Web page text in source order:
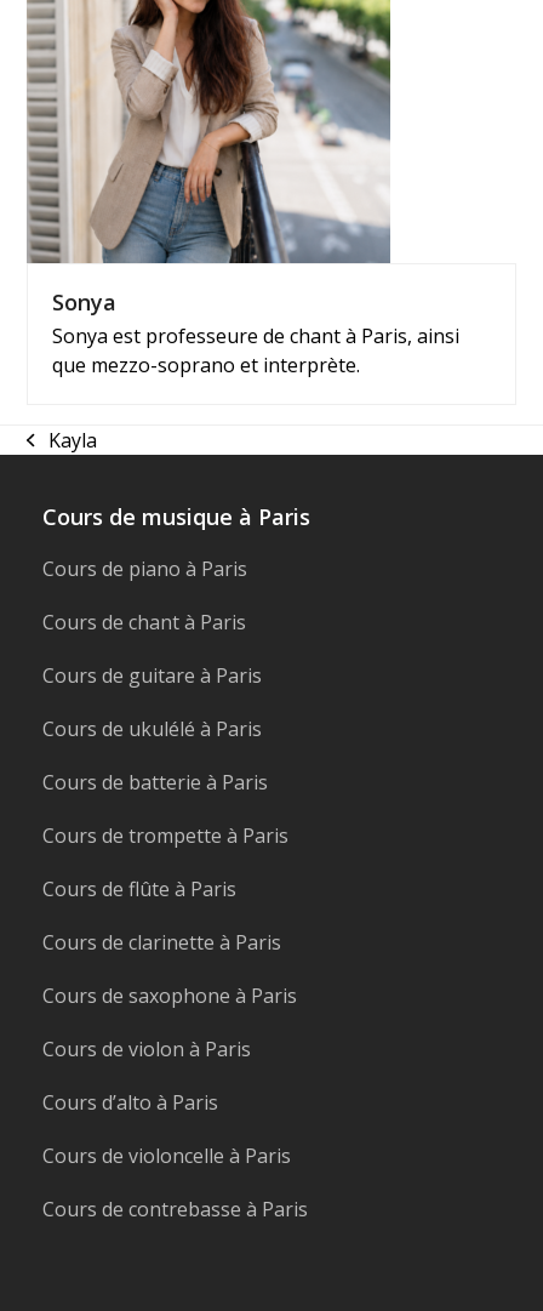
Sonya
Sonya est professeure de chant à Paris, ainsi
que mezzo-soprano et interprète.
previous
Kayla
Cours de musique à Paris
Cours de piano à Paris
Cours de chant à Paris
Cours de guitare à Paris
Cours de ukulélé à Paris
Cours de batterie à Paris
Cours de trompette à Paris
Cours de flûte à Paris
Cours de clarinette à Paris
Cours de saxophone à Paris
Cours de violon à Paris
Cours d’alto à Paris
Cours de violoncelle à Paris
Cours de contrebasse à Paris